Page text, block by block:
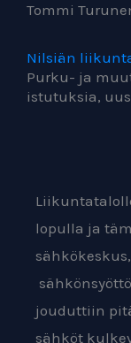
Tommi
Nilsiän
Purku- ja
istutuksia,
lopulla ja
jouduttiin
sähköt